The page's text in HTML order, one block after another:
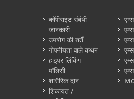
कॉपीराइट संबंधी
जानकारी
उपयोग की शर्तें
गोपनीयता वाले कथन
हाइपर लिंकिंग
पॉलिसी
शारीरिक दान
शिकायत /